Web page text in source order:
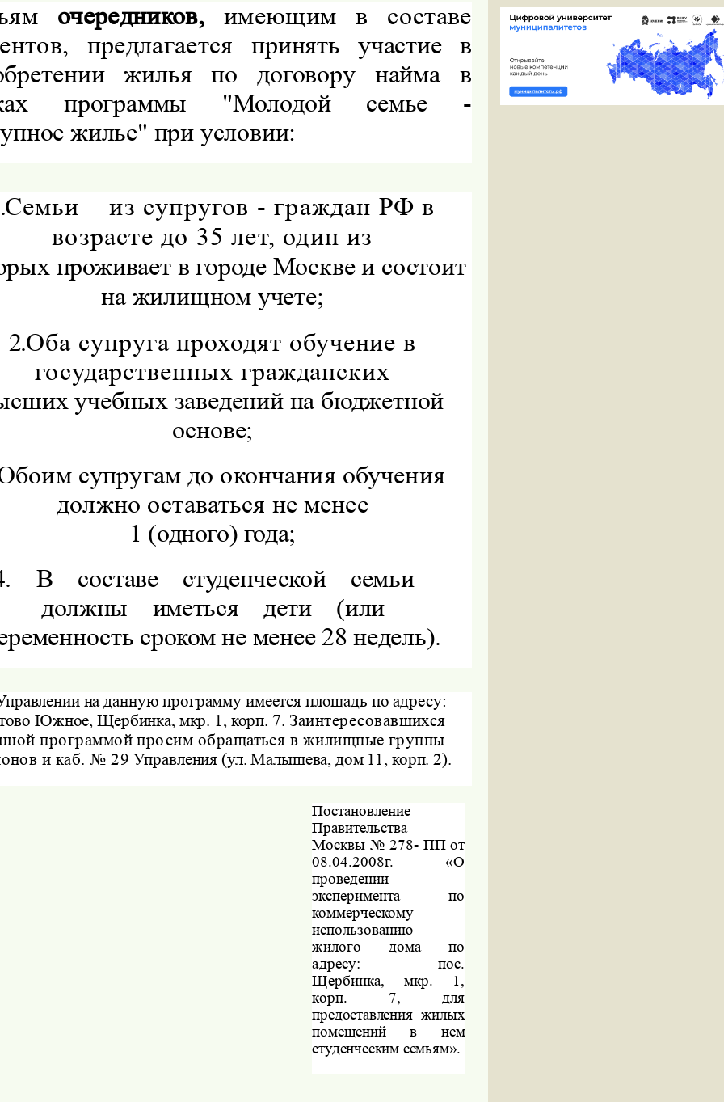
очередников, имеющим в составе
предлагается принять участие в
жилья по договору найма в
программы "Молодой семье -
жилье" при условии:
Семьи
из супругов - граждан РФ в
возрасте до 35 лет, один из
проживает в городе Москве и состоит
на жилищном учете;
2.Оба супруга проходят обучение в
государственных гражданских
учебных заведений на бюджетной
основе;
супругам до окончания обучения
должно оставаться не менее
1 (одного) года;
В составе студенческой
семьи
должны
иметься дети
(или
сроком не менее 28 недель).
на данную программу имеется площадь по адресу:
Южное, Щербинка, мкр. 1, корп. 7. Заинтересовавшихся
программой просим обращаться в жилищные группы
и каб. № 29Управления (ул. Малышева, дом 11, корп. 2).
Постановление
Правительства
Москвы № 278- ПП от
08.04.2008г.«О
проведении
эксперимента по
коммерческому
использованию
жилого дома по
адресу: пос.
Щербинка, мкр. 1,
корп. 7, для
предоставления жилых
помещений в нем
студенческим семьям».